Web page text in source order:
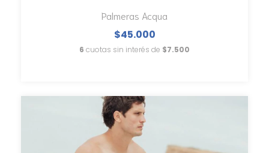
Palmeras Acqua
$45.000
6 cuotas sin interés de $7.500